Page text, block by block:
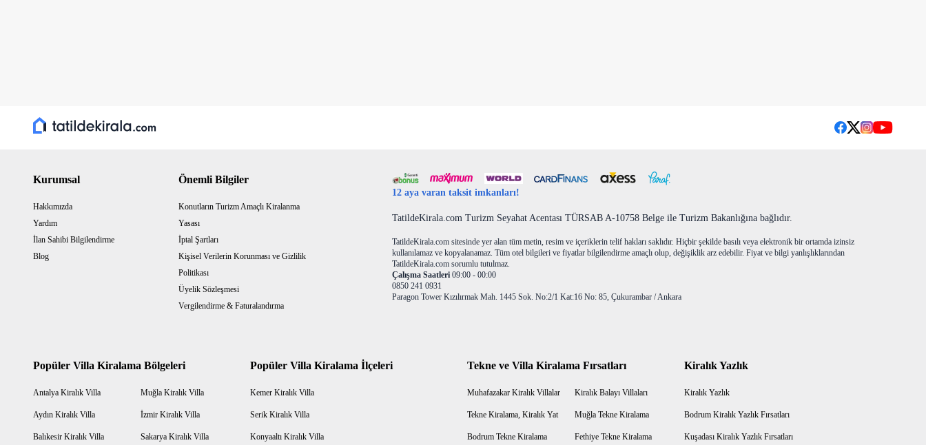
Kurumsal
Hakkımızda
Yardım
İlan Sahibi Bilgilendirme
Blog
Önemli Bilgiler
Konutların Turizm Amaçlı Kiralanma
Yasası
İptal Şartları
Kişisel Verilerin Korunması ve Gizlilik
Politikası
Üyelik Sözleşmesi
Vergilendirme & Faturalandırma
12 aya varan taksit imkanları!
TatildeKirala.com Turizm Seyahat Acentası TÜRSAB A-10758 Belge ile Turizm Bakanlığına bağlıdır.
TatildeKirala.com sitesinde yer alan tüm metin, resim ve içeriklerin telif hakları saklıdır. Hiçbir şekilde basılı veya elektronik bir ortamda izinsiz
kullanılamaz ve kopyalanamaz. Tüm otel bilgileri ve fiyatlar bilgilendirme amaçlı olup, değişiklik arz edebilir. Fiyat ve bilgi yanlışlıklarından
TatildeKirala.com sorumlu tutulmaz.
Çalışma Saatleri 09:00 - 00:00
0850 241 0931
Paragon Tower Kızılırmak Mah. 1445 Sok. No:2/1 Kat:16 No: 85, Çukurambar / Ankara
Popüler Villa Kiralama Bölgeleri
Antalya Kiralık Villa Muğla Kiralık Villa
Aydın Kiralık Villa İzmir Kiralık Villa
Balıkesir Kiralık Villa Sakarya Kiralık Villa
Popüler Villa Kiralama İlçeleri
Kemer Kiralık Villa
Serik Kiralık Villa
Konyaaltı Kiralık Villa
Tekne ve Villa Kiralama Fırsatları
Muhafazakar Kiralık Villalar Kiralık Balayı Villaları
Tekne Kiralama, Kiralık Yat Muğla Tekne Kiralama
Bodrum Tekne Kiralama Fethiye Tekne Kiralama
Kiralık Yazlık
Kiralık Yazlık
Bodrum Kiralık Yazlık Fırsatları
Kuşadası Kiralık Yazlık Fırsatları